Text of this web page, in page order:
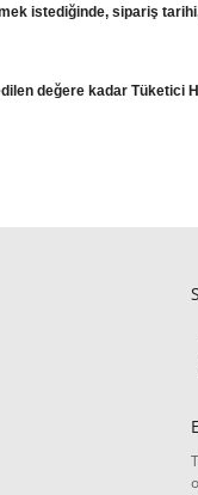
istediğinde, sipariş
değere kadar